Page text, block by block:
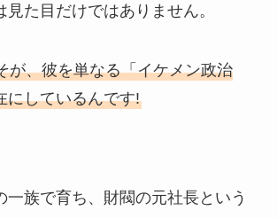
見た目だけではありません。
が、彼を単なる「イケメン政治
にしているんです!
一族で育ち、財閥の元社長という